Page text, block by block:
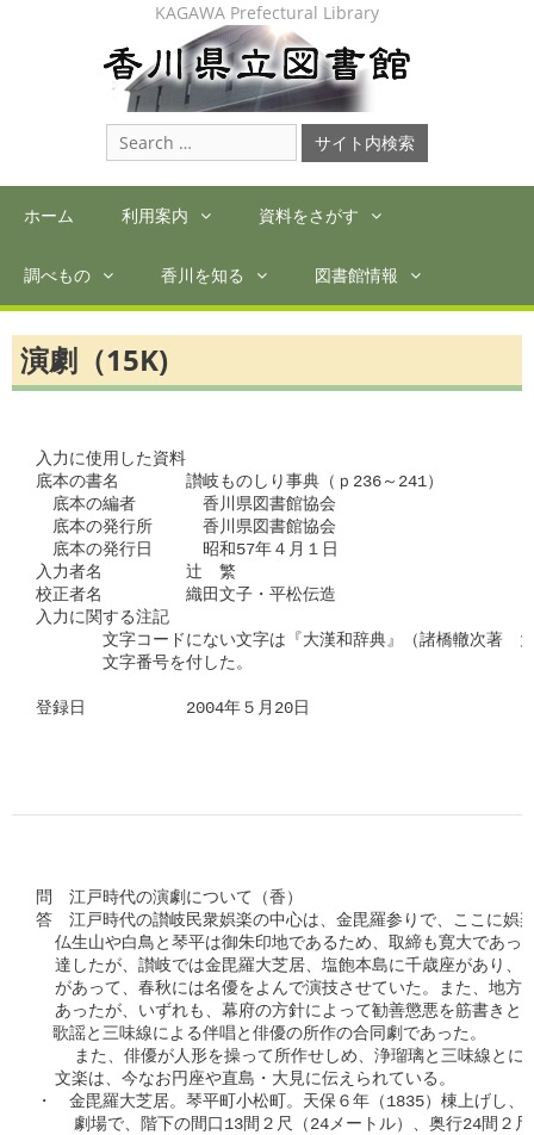
KAGAWA Prefectural Library
Search
for:
ホーム 利用案内 資料をさがす
調べもの 香川を知る 図書館情報
演劇（15K)
入力に使用した資料
底本の書名　　　　讃岐ものしり事典（ｐ236～241）
底本の編者　　　　香川県図書館協会
底本の発行所　　　香川県図書館協会
底本の発行日　　　昭和57年４月１日
入力者名　　　　　辻　繁
校正者名　　　　　織田文子・平松伝造
入力に関する注記
文字コードにない文字は『大漢和辞典』（諸橋轍次著　大
文字番号を付した。
登録日　　　　　　2004年５月20日
問　江戸時代の演劇について（香）
答　江戸時代の讃岐民衆娯楽の中心は、金毘羅参りで、ここに娯
仏生山や白鳥と琴平は御朱印地であるため、取締も寛大であっ
達したが、讃岐では金毘羅大芝居、塩飽本島に千歳座があり、
があって、春秋には名優をよんで演技させていた。また、地方
あったが、いずれも、幕府の方針によって勧善懲悪を筋書きと
歌謡と三味線による伴唱と俳優の所作の合同劇であった。
また、俳優が人形を操って所作せしめ、浄瑠璃と三味線とに
  文楽は、今なお円座や直島・大見に伝えられている。
・　金毘羅大芝居。琴平町小松町。天保６年（1835）棟上げし、
劇場で、階下の間口13間２尺（24メートル）、奥行24間２